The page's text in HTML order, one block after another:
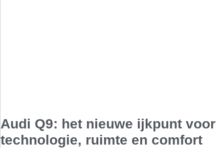
Audi Q9: het nieuwe ijkpunt voor
technologie, ruimte en comfort